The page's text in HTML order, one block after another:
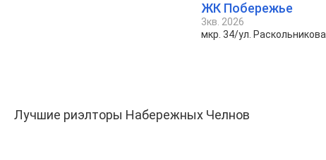
ЖК Побережье
3кв. 2026
мкр. 34/ул. Раскольникова
Лучшие риэлторы Набережных Челнов